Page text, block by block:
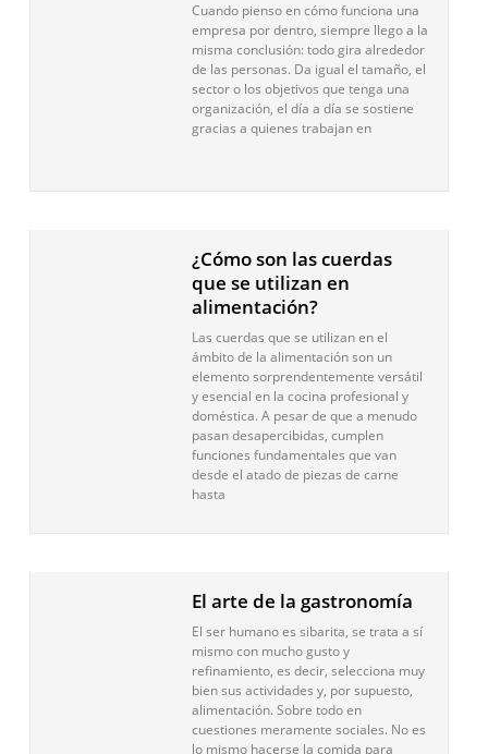
Cuando pienso en cómo funciona una
empresa por dentro, siempre llego a la
misma conclusión: todo gira alrededor
de las personas. Da igual el tamaño, el
sector o los objetivos que tenga una
organización, el día a día se sostiene
gracias a quienes trabajan en
¿Cómo son las cuerdas
que se utilizan en
alimentación?
Las cuerdas que se utilizan en el
ámbito de la alimentación son un
elemento sorprendentemente versátil
y esencial en la cocina profesional y
doméstica. A pesar de que a menudo
pasan desapercibidas, cumplen
funciones fundamentales que van
desde el atado de piezas de carne
hasta
El arte de la gastronomía
El ser humano es sibarita, se trata a sí
mismo con mucho gusto y
refinamiento, es decir, selecciona muy
bien sus actividades y, por supuesto,
alimentación. Sobre todo en
cuestiones meramente sociales. No es
lo mismo hacerse la comida para